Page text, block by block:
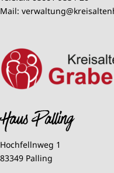
Mail:
Haus Palling
Hochfellnweg 1
83349 Palling